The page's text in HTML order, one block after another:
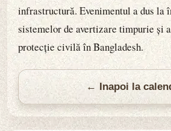
infrastructură. Evenimentul a dus la
sistemelor de avertizare timpurie și
protecție civilă în Bangladesh.
← Inapoi la